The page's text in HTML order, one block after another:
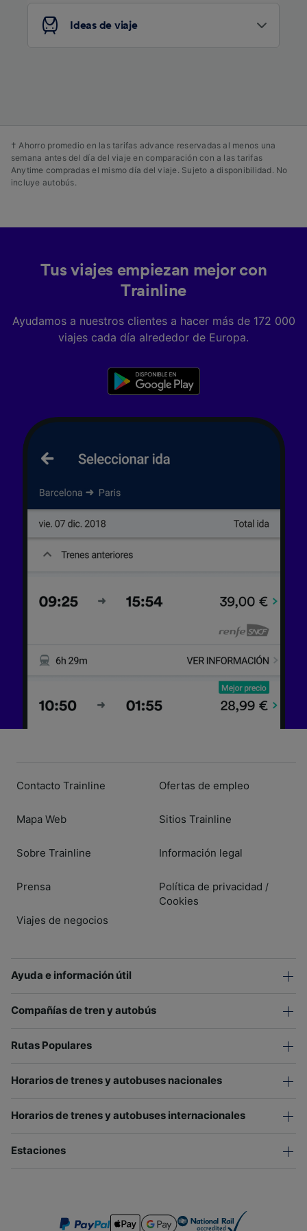
Ideas de viaje
† Ahorro promedio en las tarifas advance reservadas al menos una
semana antes del día del viaje en comparación con a las tarifas
Anytime compradas el mismo día del viaje. Sujeto a disponibilidad. No
incluye autobús.
Tus viajes empiezan mejor con
Trainline
Ayudamos a nuestros clientes a hacer más de 172 000
viajes cada día alrededor de Europa.
Contacto Trainline
Mapa Web
Sobre Trainline
Prensa
Viajes de negocios
Ofertas de empleo
Sitios Trainline
Información legal
Política de privacidad /
Cookies
Ayuda e información útil
Compañías de tren y autobús
Rutas Populares
Horarios de trenes y autobuses nacionales
Horarios de trenes y autobuses internacionales
Estaciones
Lista de asociados (proveedores)